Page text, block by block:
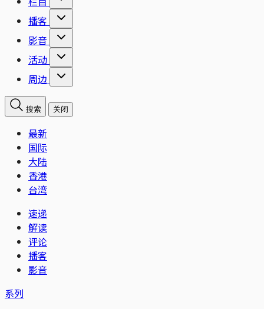
播客
影音
活动
周边
搜索 关闭
最新
国际
大陆
香港
台湾
速递
解读
评论
播客
影音
系列